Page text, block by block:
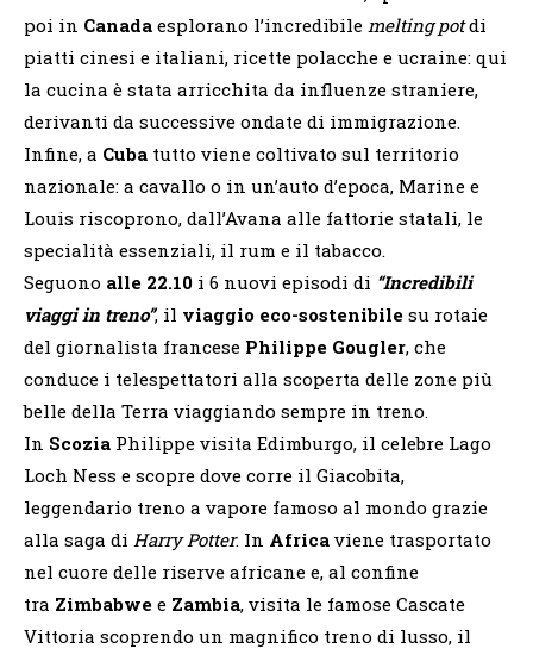
poi in Canada esplorano l’incredibile melting potdi
piatti cinesi e italiani, ricette polacche e ucraine: qui
la cucina è stata arricchita da influenze straniere,
derivanti da successive ondate di immigrazione.
Infine, a Cuba tutto viene coltivato sul territorio
nazionale: a cavallo o in un’auto d’epoca, Marine e
Louis riscoprono, dall’Avana alle fattorie statali, le
specialità essenziali, il rum e il tabacco.
Seguono alle 22.10 i 6 nuovi episodi di “Incredibili
viaggi in treno”, il viaggio eco-sostenibile su rotaie
del giornalista francese Philippe Gougler, che
conduce i telespettatori alla scoperta delle zone più
belle della Terra viaggiando sempre in treno.
In Scozia Philippe visita Edimburgo, il celebre Lago
Loch Ness e scopre dove corre il Giacobita,
leggendario treno a vapore famoso al mondo grazie
alla saga di Harry Potter. In Africa viene trasportato
nel cuore delle riserve africane e, al confine
tra Zimbabwe e Zambia, visita le famose Cascate
Vittoria scoprendo un magnifico treno di lusso, il